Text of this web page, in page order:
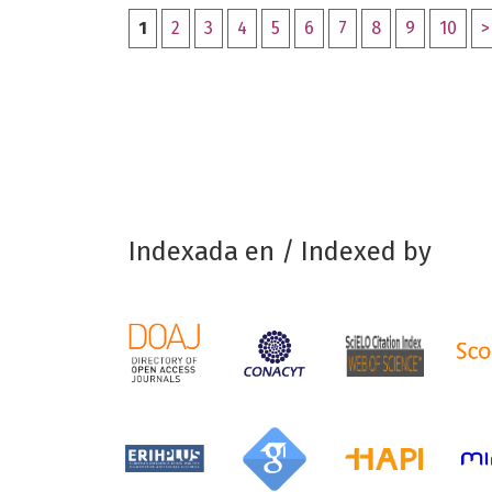
1 2 3 4 5 6 7 8 9 10 >
Indexada en / Indexed by